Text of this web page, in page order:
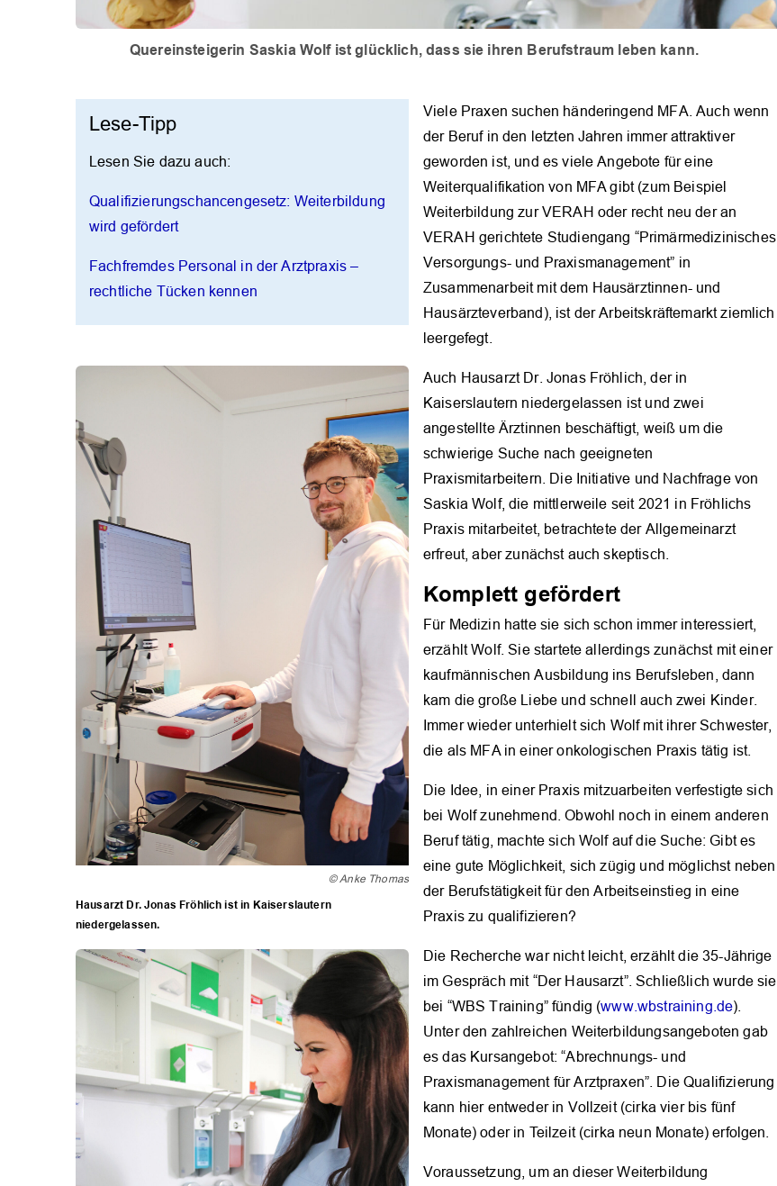
Quereinsteigerin Saskia Wolf ist glücklich, dass sie ihren Berufstraum leben kann.
Lese-Tipp
Lesen Sie dazu auch:
Qualifizierungschancengesetz: Weiterbildung
wird gefördert
Fachfremdes Personal in der Arztpraxis –
rechtliche Tücken kennen
Viele Praxen suchen händeringend MFA. Auch wenn
der Beruf in den letzten Jahren immer attraktiver
geworden ist, und es viele Angebote für eine
Weiterqualifikation von MFA gibt (zum Beispiel
Weiterbildung zur VERAH oder recht neu der an
VERAH gerichtete Studiengang “Primärmedizinisches
Versorgungs- und Praxismanagement” in
Zusammenarbeit mit dem Hausärztinnen- und
Hausärzteverband), ist der Arbeitskräftemarkt ziemlich
leergefegt.
© Anke Thomas
Hausarzt Dr. Jonas Fröhlich ist in Kaiserslautern
niedergelassen.
Auch Hausarzt Dr. Jonas Fröhlich, der in
Kaiserslautern niedergelassen ist und zwei
angestellte Ärztinnen beschäftigt, weiß um die
schwierige Suche nach geeigneten
Praxismitarbeitern. Die Initiative und Nachfrage von
Saskia Wolf, die mittlerweile seit 2021 in Fröhlichs
Praxis mitarbeitet, betrachtete der Allgemeinarzt
erfreut, aber zunächst auch skeptisch.
Komplett gefördert
Für Medizin hatte sie sich schon immer interessiert,
erzählt Wolf. Sie startete allerdings zunächst mit einer
kaufmännischen Ausbildung ins Berufsleben, dann
kam die große Liebe und schnell auch zwei Kinder.
Immer wieder unterhielt sich Wolf mit ihrer Schwester,
die als MFA in einer onkologischen Praxis tätig ist.
Die Idee, in einer Praxis mitzuarbeiten verfestigte sich
bei Wolf zunehmend. Obwohl noch in einem anderen
Beruf tätig, machte sich Wolf auf die Suche: Gibt es
eine gute Möglichkeit, sich zügig und möglichst neben
der Berufstätigkeit für den Arbeitseinstieg in eine
Praxis zu qualifizieren?
Die Recherche war nicht leicht, erzählt die 35-Jährige
im Gespräch mit “Der Hausarzt”. Schließlich wurde sie
bei “WBS Training” fündig (www.wbstraining.de).
Unter den zahlreichen Weiterbildungsangeboten gab
es das Kursangebot: “Abrechnungs- und
Praxismanagement für Arztpraxen”. Die Qualifizierung
kann hier entweder in Vollzeit (cirka vier bis fünf
Monate) oder in Teilzeit (cirka neun Monate) erfolgen.
Voraussetzung, um an dieser Weiterbildung